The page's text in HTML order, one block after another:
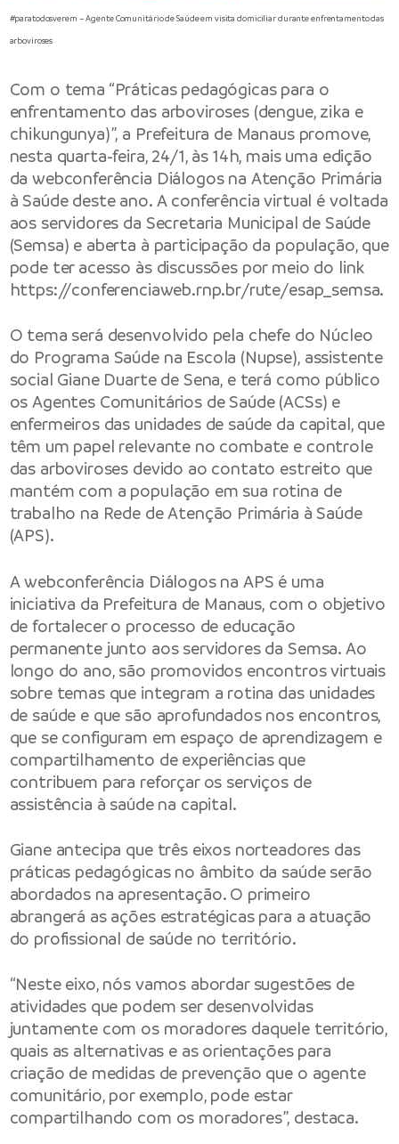
#paratodosverem – Agente Comunitário de Saúde em visita domiciliar durante enfrentamento das
arboviroses
Com o tema “Práticas pedagógicas para o
enfrentamento das arboviroses (dengue, zika e
chikungunya)”, a Prefeitura de Manaus promove,
nesta quarta-feira, 24/1, às 14h, mais uma edição
da webconferência Diálogos na Atenção Primária
à Saúde deste ano. A conferência virtual é voltada
aos servidores da Secretaria Municipal de Saúde
(Semsa) e aberta à participação da população, que
pode ter acesso às discussões por meio do link
https://conferenciaweb.rnp.br/rute/esap_semsa.
O tema será desenvolvido pela chefe do Núcleo
do Programa Saúde na Escola (Nupse), assistente
social Giane Duarte de Sena, e terá como público
os Agentes Comunitários de Saúde (ACSs) e
enfermeiros das unidades de saúde da capital, que
têm um papel relevante no combate e controle
das arboviroses devido ao contato estreito que
mantém com a população em sua rotina de
trabalho na Rede de Atenção Primária à Saúde
(APS).
A webconferência Diálogos na APS é uma
iniciativa da Prefeitura de Manaus, com o objetivo
de fortalecer o processo de educação
permanente junto aos servidores da Semsa. Ao
longo do ano, são promovidos encontros virtuais
sobre temas que integram a rotina das unidades
de saúde e que são aprofundados nos encontros,
que se configuram em espaço de aprendizagem e
compartilhamento de experiências que
contribuem para reforçar os serviços de
assistência à saúde na capital.
Giane antecipa que três eixos norteadores das
práticas pedagógicas no âmbito da saúde serão
abordados na apresentação. O primeiro
abrangerá as ações estratégicas para a atuação
do profissional de saúde no território.
“Neste eixo, nós vamos abordar sugestões de
atividades que podem ser desenvolvidas
juntamente com os moradores daquele território,
quais as alternativas e as orientações para
criação de medidas de prevenção que o agente
comunitário, por exemplo, pode estar
compartilhando com os moradores”, destaca.